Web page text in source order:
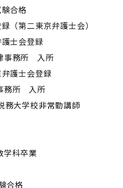
合格
第二東京弁護士会）
士会登録
事務所 入所
護士会登録
務所 入所
大学校非常勤講師
学科卒業
合格